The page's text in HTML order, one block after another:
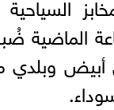
الـ24 ساعة
أبيض وبلدي